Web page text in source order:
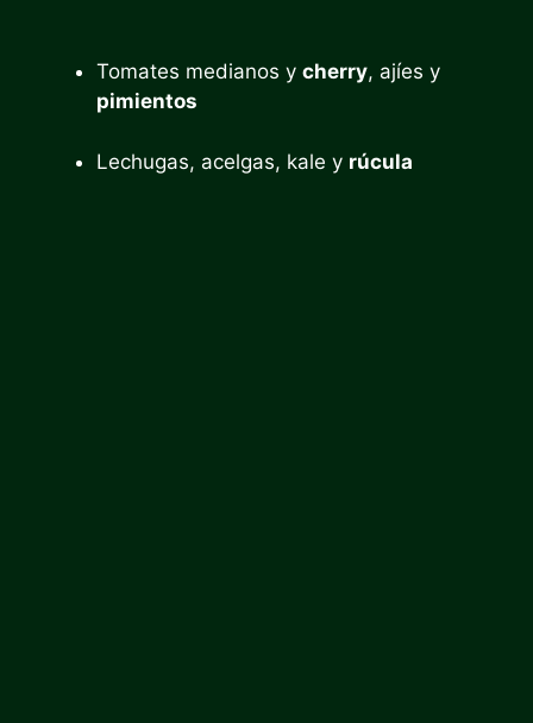
Tomates medianos y cherry, ajíes y
pimientos
Lechugas, acelgas, kale y rúcula